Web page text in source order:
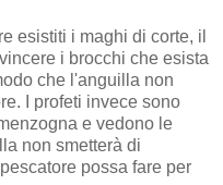
esistiti i maghi di corte, il
i brocchi che esista
che l'anguilla non
I profeti invece sono
e vedono le
non smetterà di
possa fare per